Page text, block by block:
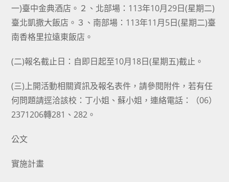
一)臺中金典酒店。２、北部場：113年10月29日(星期二)
臺北凱撒大飯店。３、南部場：113年11月5日(星期二)臺
南香格里拉遠東飯店。
(二)報名截止日：自即日起至10月18日(星期五)截止。
(三)上開活動相關資訊及報名表件，請參閱附件，若有任
何問題請逕洽該校：丁小姐、蘇小姐，連絡電話：（06）
2371206轉281、282。
公文
實施計畫